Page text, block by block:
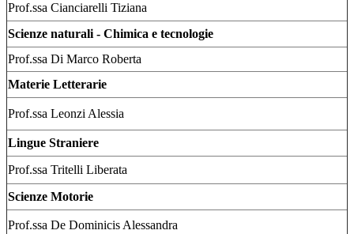
Prof.ssa Cianciarelli Tiziana
Scienze naturali - Chimica e tecnologie
Prof.ssa Di Marco Roberta
Materie Letterarie
Prof.ssa Leonzi Alessia
Lingue Straniere
Prof.ssa Tritelli Liberata
Scienze Motorie
Prof.ssa De Dominicis Alessandra